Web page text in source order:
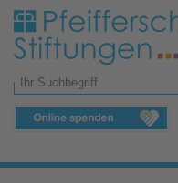
Zum Hauptinhalt springen
Suchformular